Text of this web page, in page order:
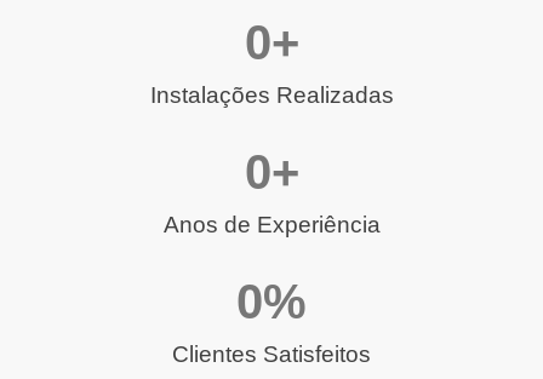
Instalações Realizadas
0+
Anos de Experiência
0+
Clientes Satisfeitos
0%